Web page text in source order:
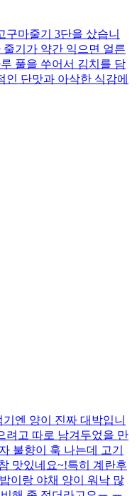
마줄기 3단을 샀습니
기가 약간 익으면 얼른
풀을 쑤어서 김치를 담
단맛과 아삭한 식감에
엔 양이 진짜 대박입니
려고 따로 남겨두었을 만
불향이 훅 나는데 고기
맛있네요~!특히 계란후
이랑 야채 양이 워낙 많